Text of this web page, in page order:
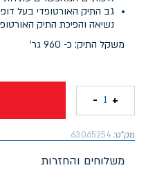
גב התיק האורטופדי בעל
נשיאה והפיכת התיק
משקל התיק: כ- 960 גר'
+
1
-
מק"ט: 63065254
משלוחים והחזרות